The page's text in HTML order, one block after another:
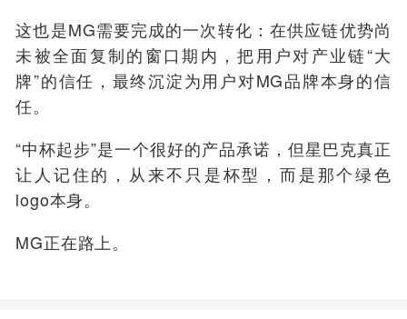
这也是MG需要完成的一次转化：在供应链优势尚
未被全面复制的窗口期内，把用户对产业链“大
牌”的信任，最终沉淀为用户对MG品牌本身的信
任。
“中杯起步”是一个很好的产品承诺，但星巴克真正
让人记住的，从来不只是杯型，而是那个绿色
logo本身。
MG正在路上。